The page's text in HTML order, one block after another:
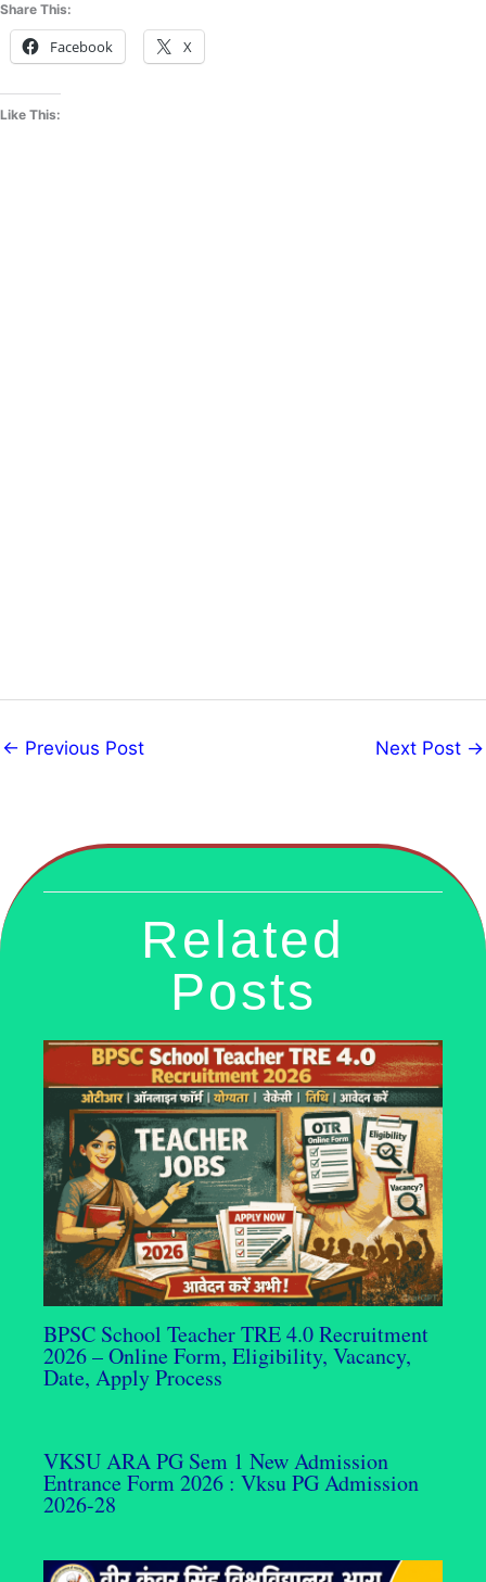
Share This:
Facebook X
Like This:
← Previous Post Next Post →
Related
Posts
BPSC School Teacher TRE 4.0 Recruitment
2026 – Online Form, Eligibility, Vacancy,
Date, Apply Process
VKSU ARA PG Sem 1 New Admission
Entrance Form 2026 : Vksu PG Admission
2026-28